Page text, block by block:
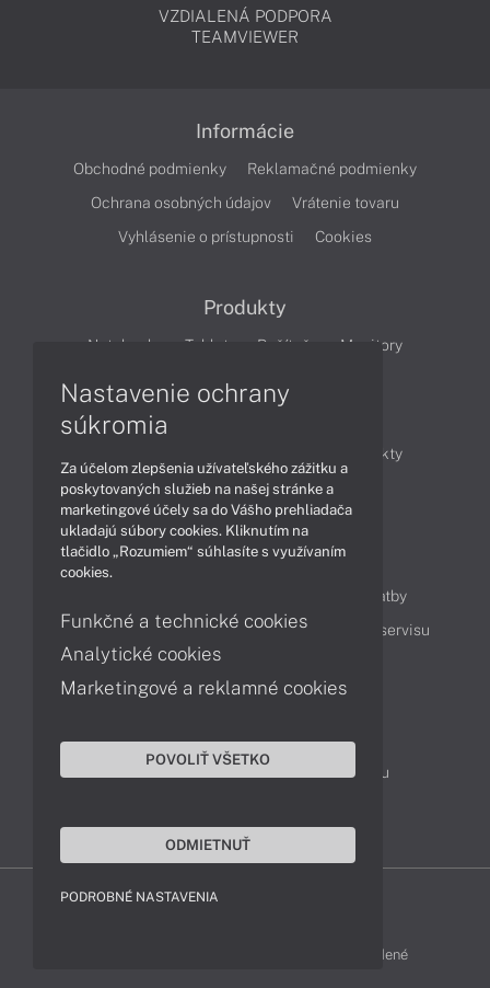
VZDIALENÁ PODPORA
TEAMVIEWER
Informácie
Obchodné podmienky
Reklamačné podmienky
Ochrana osobných údajov
Vrátenie tovaru
Vyhlásenie o prístupnosti
Cookies
Produkty
Notebooky Tablety Počítače Monitory
Produkty
Technológie
Videá
Obsah
Možnosti doručenia a platby
Podpora a servis
Servisné služby Cenník servisu
Kontakty
043 4224 771
Obchodné oddelenie
Reklamácia tovaru
ACER-SHOP © 2011 - 2026 Všetky práva vyhradené
Nastavenie ochrany
súkromia
Za účelom zlepšenia užívateľského zážitku a
poskytovaných služieb na našej stránke a
marketingové účely sa do Vášho prehliadača
ukladajú súbory cookies. Kliknutím na
tlačidlo „Rozumiem“ súhlasíte s využívaním
cookies.
Funkčné a technické cookies
Analytické cookies
Marketingové a reklamné cookies
POVOLIŤ VŠETKO
ODMIETNUŤ
PODROBNÉ NASTAVENIA